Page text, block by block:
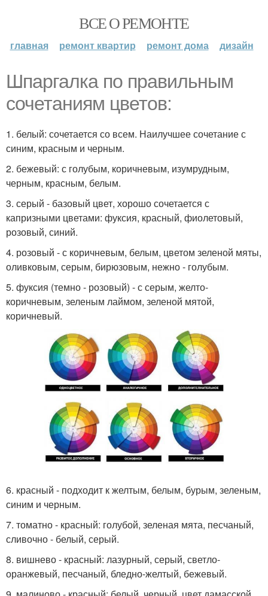
ВСЕ О РЕМОНТЕ
главная ремонт квартир ремонт дома дизайн
Шпаргалка по правильным
сочетаниям цветов:
1. белый: сочетается со всем. Наилучшее сочетание с
синим, красным и черным.
2. бежевый: с голубым, коричневым, изумрудным,
черным, красным, белым.
3. серый - базовый цвет, хорошо сочетается с
капризными цветами: фуксия, красный, фиолетовый,
розовый, синий.
4. розовый - с коричневым, белым, цветом зеленой мяты,
оливковым, серым, бирюзовым, нежно - голубым.
5. фуксия (темно - розовый) - с серым, желто-
коричневым, зеленым лаймом, зеленой мятой,
коричневый.
6. красный - подходит к желтым, белым, бурым, зеленым,
синим и черным.
7. томатно - красный: голубой, зеленая мята, песчаный,
сливочно - белый, серый.
8. вишнево - красный: лазурный, серый, светло-
оранжевый, песчаный, бледно-желтый, бежевый.